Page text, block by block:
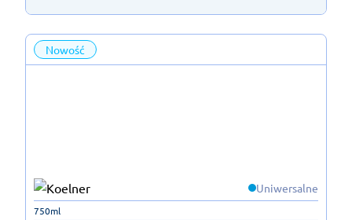
Nowość
Uniwersalne
750ml